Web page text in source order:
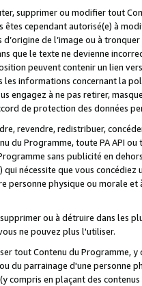
supprimer ou modifier tout
cependant autorisé(e) à
de l’image ou à
que le texte ne devienne
peuvent contenir un lien
les informations concernant la
engagez à ne pas retirer,
de protection des données
revendre, redistribuer,
du Programme, toute PA API
sans publicité en
qui nécessite que vous
personne physique ou morale
ou à détruire dans les
ne pouvez plus l'utiliser.
tout Contenu du Programme,
du parrainage d'une personne
compris en plaçant des